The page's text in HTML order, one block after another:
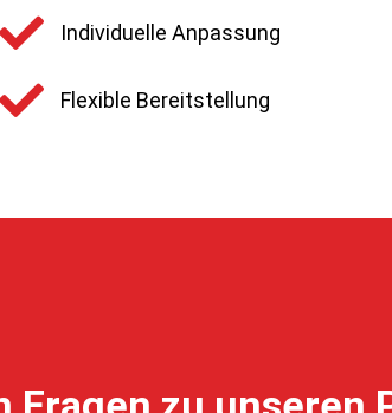
Individuelle Anpassung
Flexible Bereitstellung